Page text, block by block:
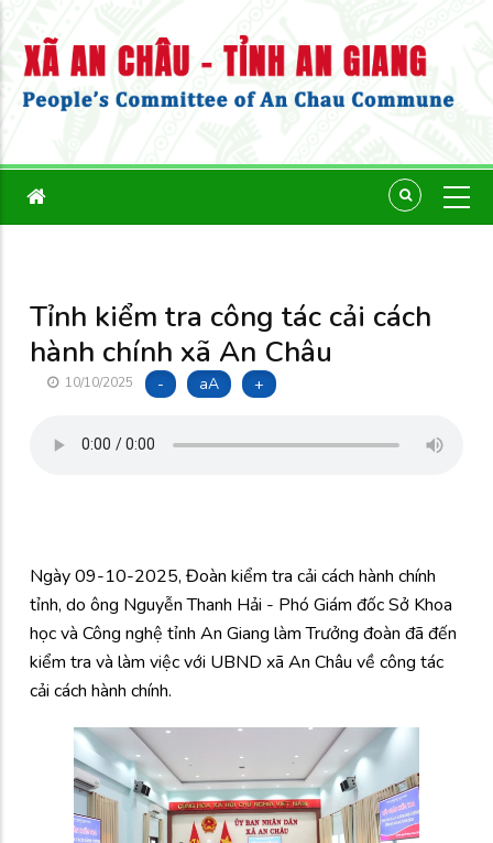
Tỉnh kiểm tra công tác cải cách
hành chính xã An Châu
10/10/2025 - aA +
Ngày 09-10-2025, Đoàn kiểm tra cải cách hành chính
tỉnh, do ông Nguyễn Thanh Hải - Phó Giám đốc Sở Khoa
học và Công nghệ tỉnh An Giang làm Trưởng đoàn đã đến
kiểm tra và làm việc với UBND xã An Châu về công tác
cải cách hành chính.